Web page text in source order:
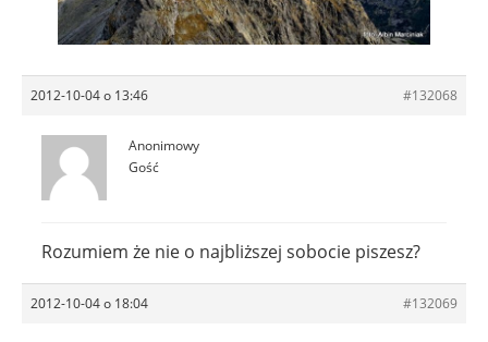
2012-10-04 o 13:46 #132068
Anonimowy
Gość
Rozumiem że nie o najbliższej sobocie piszesz?
2012-10-04 o 18:04 #132069